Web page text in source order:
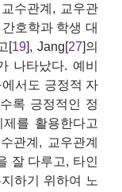
수관계, 교우관
호학과 학생 대
[19], Jang[27]의
나타났다. 예비
서도 긍정적 자
록 긍정적인 정
를 활용한다고
관계, 교우관계
잘 다루고, 타인
하기 위하여 노